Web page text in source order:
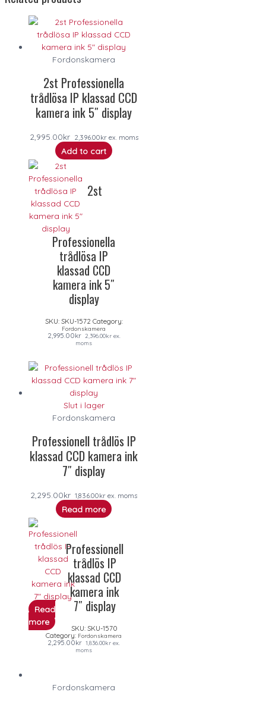
Fordonskamera
2st Professionella
trådlösa IP klassad CCD
kamera ink 5″ display
2,995.00kr 2,396.00krex. moms
Add to cart
2st
Professionella
trådlösa IP
klassad CCD
kamera ink 5″
display
SKU: SKU-1572 Category:
Fordonskamera
2,995.00kr 2,396.00krex.
moms
Slut i lager
Fordonskamera
Professionell trådlös IP
klassad CCD kamera ink
7″ display
2,295.00kr 1,836.00kr ex. moms
Read more
Read
more
Professionell
trådlös IP
klassad CCD
kamera ink
7″ display
SKU:SKU-1570
Category: Fordonskamera
2,295.00kr 1,836.00kr ex.
moms
Fordonskamera